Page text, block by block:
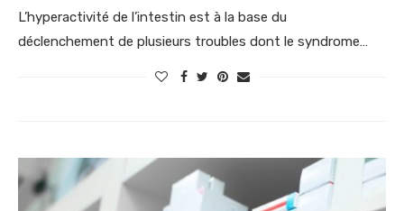
L’hyperactivité de l’intestin est à la base du
déclenchement de plusieurs troubles dont le syndrome…